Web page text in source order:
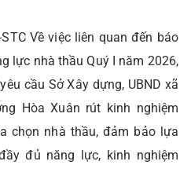
Về việc liên quan đến báo
lực nhà thầu Quý I năm 2026,
cầu Sở Xây dựng, UBND xã
Hòa Xuân rút kinh nghiệm
chọn nhà thầu, đảm bảo lựa
đủ năng lực, kinh nghiệm